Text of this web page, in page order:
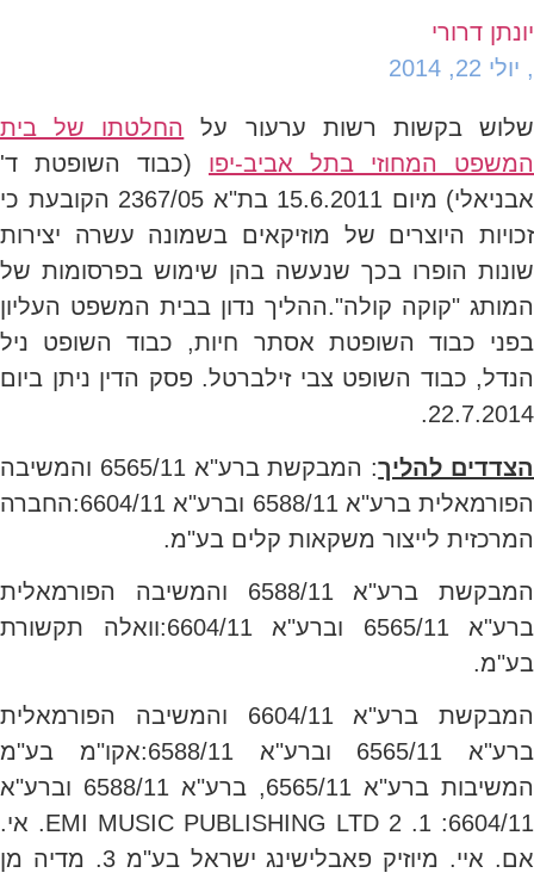
יונתן דרורי
, יולי 22, 2014
שלוש בקשות רשות ערעור על
החלטתו של בית
המשפט המחוזי בתל אביב-יפו (כבוד השופטת ד'
אבניאלי) מיום 15.6.2011 בת"א 2367/05 הקובעת כי
זכויות היוצרים של מוזיקאים בשמונה עשרה יצירות
שונות הופרו בכך שנעשה בהן שימוש בפרסומות של
המותג "קוקה קולה".ההליך נדון בבית המשפט העליון
בפני כבוד השופטת אסתר חיות, כבוד השופט ניל
הנדל, כבוד השופט צבי זילברטל. פסק הדין ניתן ביום
22.7.2014.
הצדדים להליך
: המבקשת ברע"א 6565/11 והמשיבה
הפורמאלית ברע"א 6588/11 וברע"א 6604/11:החברה
המרכזית לייצור משקאות קלים בע"מ.
המבקשת ברע"א 6588/11 והמשיבה הפורמאלית
ברע"א 6565/11 וברע"א 6604/11:וואלה תקשורת
בע"מ.
המבקשת ברע"א 6604/11 והמשיבה הפורמאלית
ברע"א 6565/11 וברע"א 6588/11:אקו"מ בע"מ
המשיבות ברע"א 6565/11, ברע"א 6588/11 וברע"א
6604/11: 1. EMI MUSIC PUBLISHING LTD 2. אי.
אם. איי. מיוזיק פאבלישינג ישראל בע"מ 3. מדיה מן